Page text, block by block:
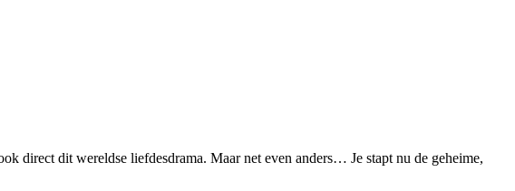
direct dit wereldse liefdesdrama. Maar net even anders… Je stapt nu de geheime,